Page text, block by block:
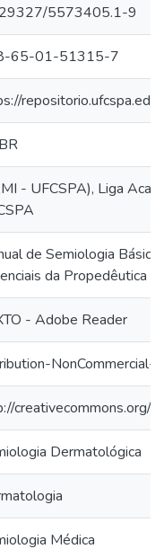
5573405.1-9
65-01-51315-7
- UFCSPA), Liga
de Semiologia
da Propedêutica
- Adobe Reader
NonCommercial-
creativecommons.org/
Dermatológica
Médica